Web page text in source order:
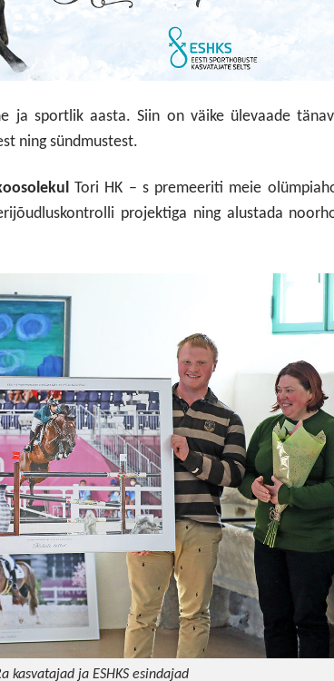
ja sportlik aasta. Siin on väike ülevaade
ning sündmustest.
Tori HK – s premeeriti meie
projektiga ning alustada
kasvatajad ja ESHKS esindajad